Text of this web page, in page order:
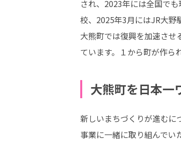
され、2023年には全国で
校、2025年3月にはJR大野
大熊町では復興を加速させ
ています。１から町が作ら
大熊町を日本一
新しいまちづくりが進むに
事業に一緒に取り組んでい